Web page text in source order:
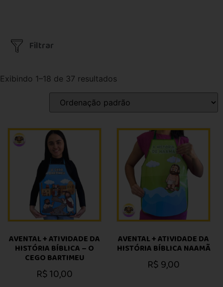
Filtrar
Exibindo 1–18 de 37 resultados
AVENTAL + ATIVIDADE DA
HISTÓRIA BÍBLICA – O
CEGO BARTIMEU
R$10,00
AVENTAL + ATIVIDADE DA
HISTÓRIA BÍBLICA NAAMÃ
R$9,00